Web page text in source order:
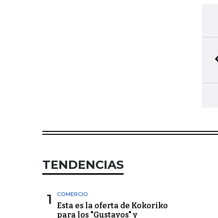
TENDENCIAS
1 COMERCIO
Esta es la oferta de Kokoriko
para los "Gustavos" y